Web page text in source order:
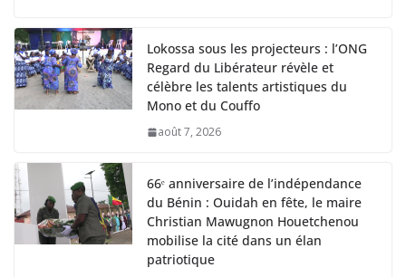
Lokossa sous les projecteurs : l’ONG
Regard du Libérateur révèle et
célèbre les talents artistiques du
Mono et du Couffo
août 7, 2026
66ᵉ anniversaire de l’indépendance
du Bénin : Ouidah en fête, le maire
Christian Mawugnon Houetchenou
mobilise la cité dans un élan
patriotique